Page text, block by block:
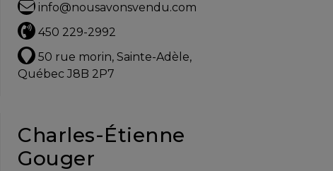
info@nousavonsvendu.com
450 229-2992
50 rue morin, Sainte-Adèle,
Québec J8B 2P7
Charles-Étienne
Gouger